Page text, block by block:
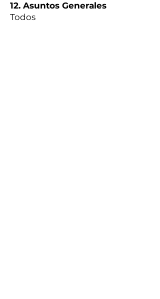
12. Asuntos Generales
Todos